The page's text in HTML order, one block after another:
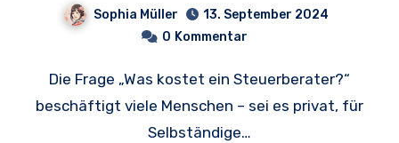
aufgedeckt!
Sophia Müller
13. September 2024
0 Kommentar
Die Frage „Was kostet ein Steuerberater?“
beschäftigt viele Menschen – sei es privat, für
Selbständige…